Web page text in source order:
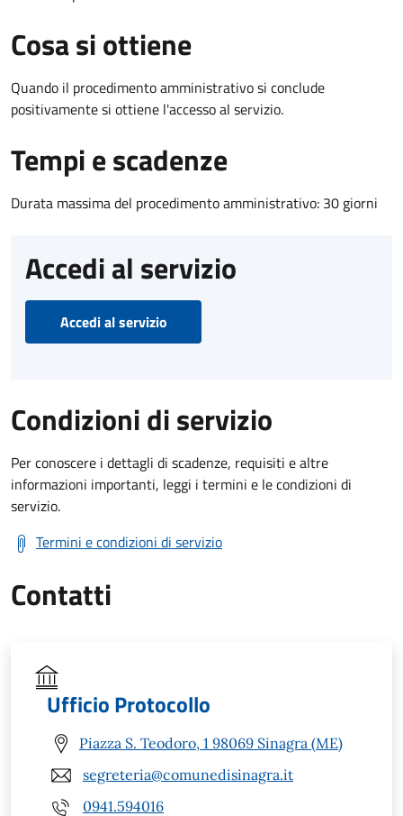
Cosa si ottiene
Quando il procedimento amministrativo si conclude
positivamente si ottiene l'accesso al servizio.
Tempi e scadenze
Durata massima del procedimento amministrativo: 30 giorni
Accedi al servizio
Accedi al servizio
Condizioni di servizio
Per conoscere i dettagli di scadenze, requisiti e altre
informazioni importanti, leggi i termini e le condizioni di
servizio.
Termini e condizioni di servizio
Contatti
Ufficio Protocollo
Piazza S. Teodoro, 1 98069 Sinagra (ME)
segreteria@comunedisinagra.it
0941.594016